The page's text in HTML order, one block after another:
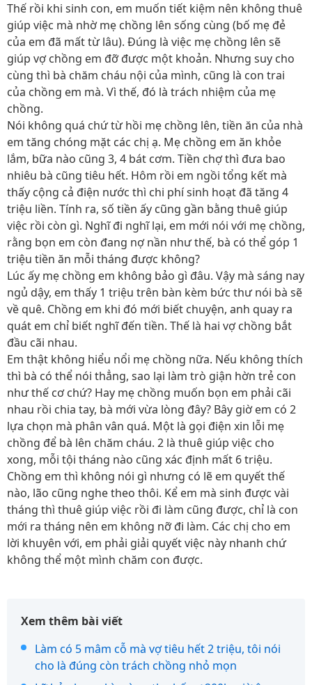
Thế rồi khi sinh con, em muốn tiết kiệm nên không thuê
giúp việc mà nhờ mẹ chồng lên sống cùng (bố mẹ đẻ
của em đã mất từ lâu). Đúng là việc mẹ chồng lên sẽ
giúp vợ chồng em đỡ được một khoản. Nhưng suy cho
cùng thì bà chăm cháu nội của mình, cũng là con trai
của chồng em mà. Vì thế, đó là trách nhiệm của mẹ
chồng.
Nói không quá chứ từ hồi mẹ chồng lên, tiền ăn của nhà
em tăng chóng mặt các chị ạ. Mẹ chồng em ăn khỏe
lắm, bữa nào cũng 3, 4 bát cơm. Tiền chợ thì đưa bao
nhiêu bà cũng tiêu hết. Hôm rồi em ngồi tổng kết mà
thấy cộng cả điện nước thì chi phí sinh hoạt đã tăng 4
triệu liền. Tính ra, số tiền ấy cũng gần bằng thuê giúp
việc rồi còn gì. Nghĩ đi nghĩ lại, em mới nói với mẹ chồng,
rằng bọn em còn đang nợ nần như thế, bà có thể góp 1
triệu tiền ăn mỗi tháng được không?
Lúc ấy mẹ chồng em không bảo gì đâu. Vậy mà sáng nay
ngủ dậy, em thấy 1 triệu trên bàn kèm bức thư nói bà sẽ
về quê. Chồng em khi đó mới biết chuyện, anh quay ra
quát em chỉ biết nghĩ đến tiền. Thế là hai vợ chồng bắt
đầu cãi nhau.
Em thật không hiểu nổi mẹ chồng nữa. Nếu không thích
thì bà có thể nói thẳng, sao lại làm trò giận hờn trẻ con
như thế cơ chứ? Hay mẹ chồng muốn bọn em phải cãi
nhau rồi chia tay, bà mới vừa lòng đây? Bây giờ em có 2
lựa chọn mà phân vân quá. Một là gọi điện xin lỗi mẹ
chồng để bà lên chăm cháu. 2 là thuê giúp việc cho
xong, mỗi tội tháng nào cũng xác định mất 6 triệu.
Chồng em thì không nói gì nhưng có lẽ em quyết thế
nào, lão cũng nghe theo thôi. Kể em mà sinh được vài
tháng thì thuê giúp việc rồi đi làm cũng được, chỉ là con
mới ra tháng nên em không nỡ đi làm. Các chị cho em
lời khuyên với, em phải giải quyết việc này nhanh chứ
không thể một mình chăm con được.
Xem thêm bài viết
Làm có 5 mâm cỗ mà vợ tiêu hết 2 triệu, tôi nói
cho là đúng còn trách chồng nhỏ mọn